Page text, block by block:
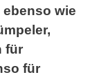
wie
für
für